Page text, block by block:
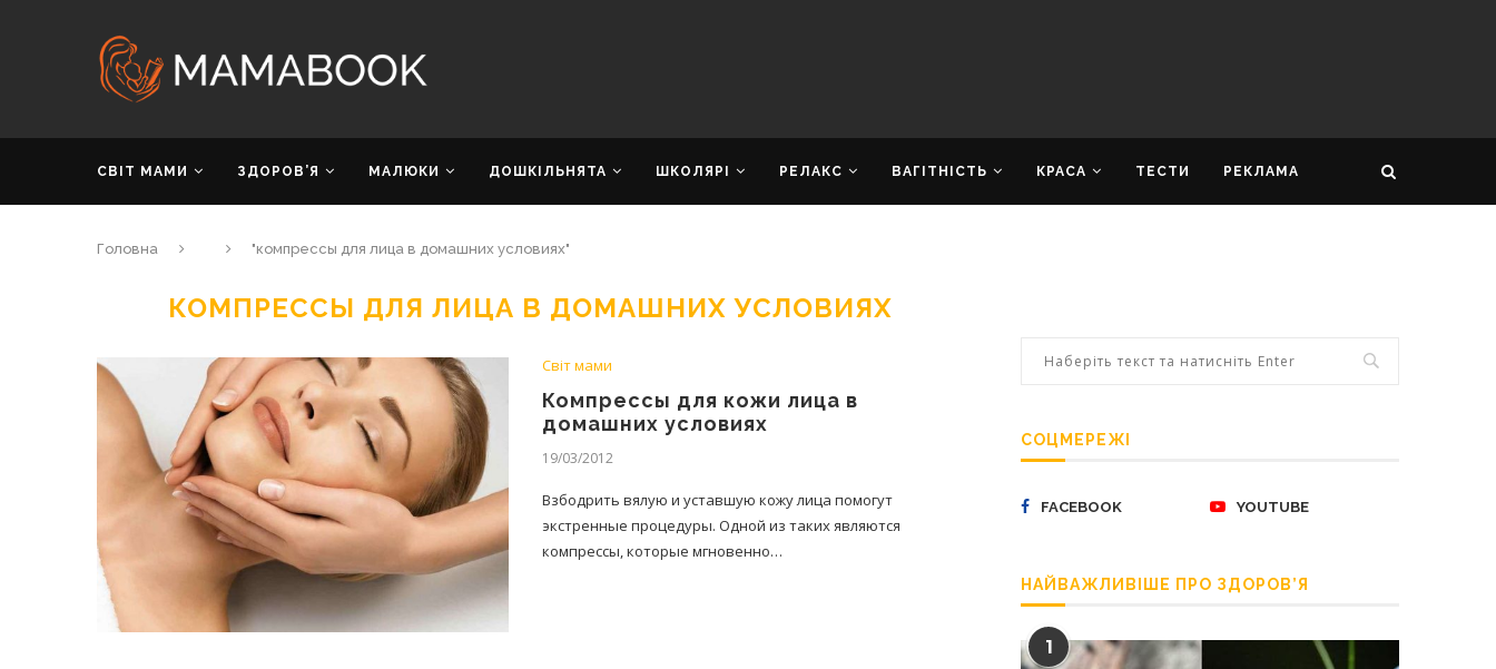
СВІТ МАМИ ЗДОРОВ’Я МАЛЮКИ ДОШКІЛЬНЯТА ШКОЛЯРІ РЕЛАКС ВАГІТНІСТЬ КРАСА ТЕСТИ РЕКЛАМА
Головна "компрессы для лица в домашних условиях"
КОМПРЕССЫ ДЛЯ ЛИЦА В ДОМАШНИХ УСЛОВИЯХ
Світ мами
Компрессы для кожи лица в
домашних условиях
19/03/2012
Взбодрить вялую и уставшую кожу лица помогут
экстренные процедуры. Одной из таких являются
компрессы, которые мгновенно…
СОЦМЕРЕЖІ
FACEBOOK YOUTUBE
НАЙВАЖЛИВІШЕ ПРО ЗДОРОВ’Я
1